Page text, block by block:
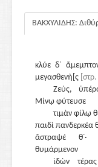
κλύε δ᾽
μεγασθενὴ[ς [στρ.
Ζεύς,
Μίνῳ φύτευσε
τιμὰν φίλῳ
παιδὶ πανδερκέα
ἄστραψέ
θυμάρμενον
ἰδὼν